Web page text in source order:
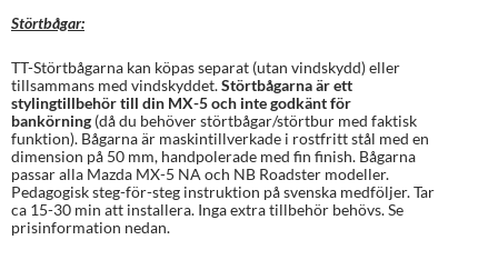
Störtbågar:
TT-Störtbågarna kan köpas separat (utan vindskydd) eller
tillsammans med vindskyddet.Störtbågarna är ett
stylingtillbehör till din MX-5 och inte godkänt för
bankörning (då du behöver störtbågar/störtbur med faktisk
funktion). Bågarna är maskintillverkade i rostfritt stål med en
dimension på 50 mm, handpolerade med fin finish. Bågarna
passar alla Mazda MX-5 NA och NB Roadster modeller.
Pedagogisk steg-för-steg instruktion på svenska medföljer. Tar
ca 15-30 min att installera. Inga extra tillbehör behövs. Se
prisinformation nedan.